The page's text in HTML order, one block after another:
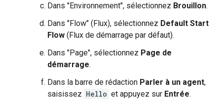
Dans "Environnement", sélectionnez Brouillon.
Dans "Flow" (Flux), sélectionnez Default Start
Flow (Flux de démarrage par défaut).
Dans "Page", sélectionnez Page de
démarrage.
Dans la barre de rédaction Parler à un agent,
saisissez Hello et appuyez sur Entrée.